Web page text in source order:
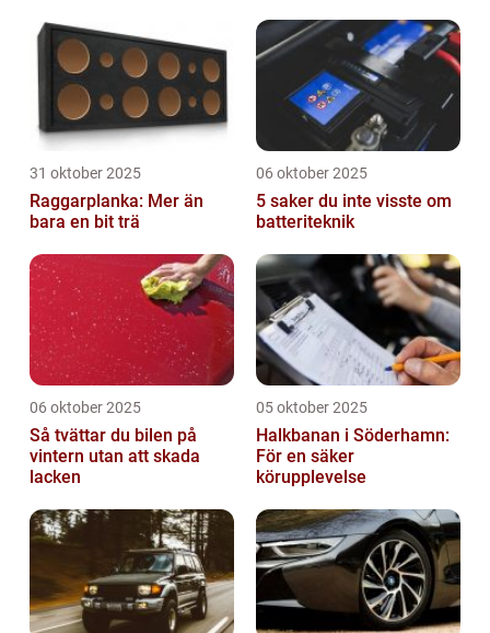
31 oktober 2025
Raggarplanka: Mer än
bara en bit trä
06 oktober 2025
5 saker du inte visste om
batteriteknik
06 oktober 2025
Så tvättar du bilen på
vintern utan att skada
lacken
05 oktober 2025
Halkbanan i Söderhamn:
För en säker
körupplevelse